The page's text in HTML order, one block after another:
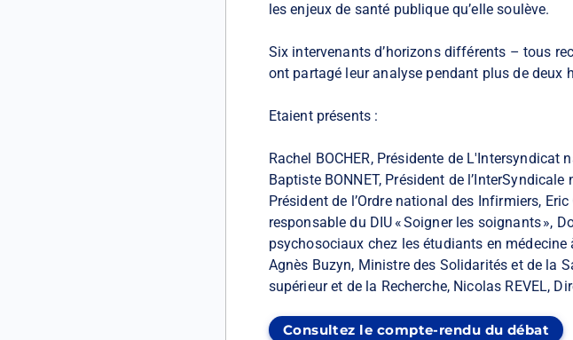
les enjeux de santé publique qu’elle soulève.
Six intervenants d’horizons différents – tous
ont partagé leur analyse pendant plus de deux
Etaient présents :
Rachel BOCHER, Présidente de
Baptiste BONNET, Président de
Président de l’Ordre national des Infirmiers,
responsable du DIU « Soigner les soignants »,
psychosociaux chez les étudiants en
Agnès Buzyn, Ministre des Solidarités et de la
supérieur et de la Recherche, Nicolas REVEL,
Consultez le compte-rendu du débat